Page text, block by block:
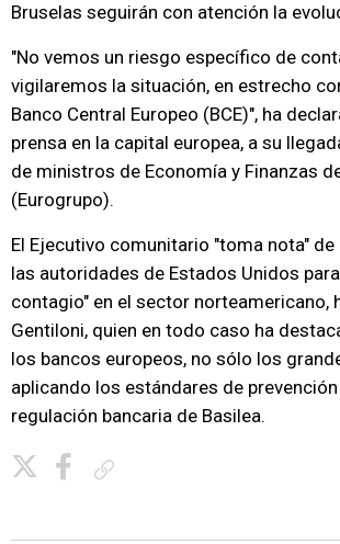
Bruselas seguirán con atención la
"No vemos un riesgo específico de
vigilaremos la situación, en estrecho
Banco Central Europeo (BCE)", ha
prensa en la capital europea, a su
de ministros de Economía y Finanzas
(Eurogrupo).
El Ejecutivo comunitario "toma nota"
las autoridades de Estados Unidos
contagio" en el sector norteamericano,
Gentiloni, quien en todo caso ha
los bancos europeos, no sólo los
aplicando los estándares de
regulación bancaria de Basilea.